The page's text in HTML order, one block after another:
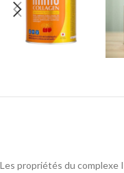
Les propriétés du complexe